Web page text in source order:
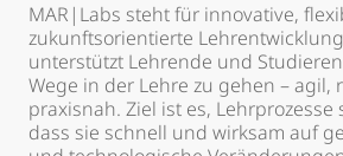
MAR|Labs steht für innovative,
zukunftsorientierte
unterstützt Lehrende und
Wege in der Lehre zu gehen – agil,
praxisnah. Ziel ist es, Lehrprozesse
dass sie schnell und wirksam auf